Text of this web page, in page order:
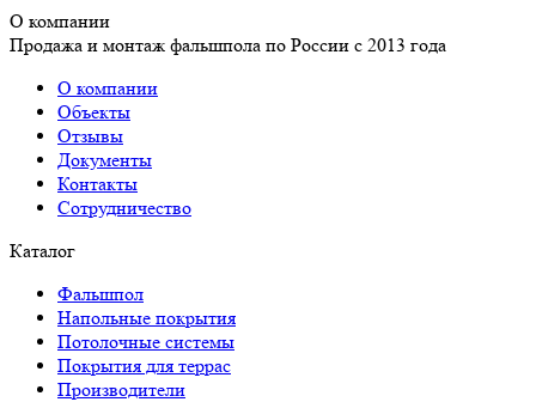
О компании
Продажа и монтаж фальшпола по России с 2013 года
О компании
Объекты
Отзывы
Документы
Контакты
Сотрудничество
Каталог
Фальшпол
Напольные покрытия
Потолочные системы
Покрытия для террас
Производители